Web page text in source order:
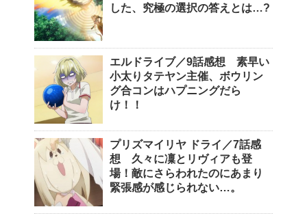
した、究極の選択の答えとは…?
エルドライブ／9話感想 素早い
小太りタテヤン主催、ボウリン
グ合コンはハプニングだら
け！！
プリズマイリヤ ドライ／7話感
想 久々に凜とリヴィアも登
場！敵にさらわれたのにあまり
緊張感が感じられない…。